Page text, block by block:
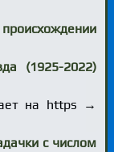
(1925-2022)
на https →
с числом